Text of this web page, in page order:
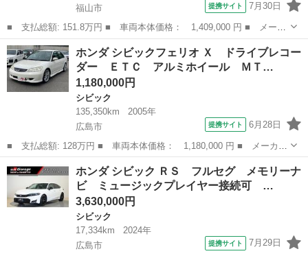
福山市
提携サイト 7月30日
■ 支払総額: 151.8万円 ■ 車両本体価格： 1,409,000 円 ■ メーカ
ー名： ホンダ ■ 車種名： シビック ■ グレード名： ヒョウジ
ュン 純正 ＳＤナビ／ホンダセンシング／シートヒーター／車線逸
脱防止支...
広島 福山市 シビック
ホンダ シビックフェリオ Ｘ ドライブレコー
ダー ＥＴＣ アルミホイール ＭＴ…
1,180,000円
シビック
135,350km
2005年
広島市
提携サイト 6月28日
■ 支払総額: 128万円 ■ 車両本体価格： 1,180,000 円 ■ メーカー
名： ホンダ ■ 車種名： シビックフェリオ ■ グレード名：
Ｘ ドライブレコーダー ＥＴＣ アルミホイール ＭＴ キーレス
エントリー ...
広島 広島市 シビック
ホンダ シビック ＲＳ フルセグ メモリーナ
ビ ミュージックプレイヤー接続可 …
3,630,000円
シビック
17,334km
2024年
広島市
提携サイト 7月29日